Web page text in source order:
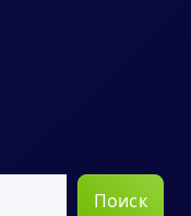
Поиск